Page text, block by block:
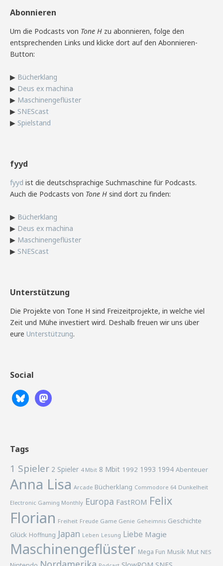
Abonnieren
Um die Podcasts von Tone H zu abonnieren, folge den
entsprechenden Links und klicke dort auf den Abonnieren-
Button:
▶ Bücherklang
▶ Deus ex machina
▶ Maschinengeflüster
▶ SNEScast
▶ Spielstand
fyyd
fyyd ist die deutschsprachige Suchmaschine für Podcasts.
Auch die Podcasts von Tone H sind dort zu finden:
▶ Bücherklang
▶ Deus ex machina
▶ Maschinengeflüster
▶ SNEScast
Unterstützung
Die Projekte von Tone H sind Freizeitprojekte, in welche viel
Zeit und Mühe investiert wird. Deshalb freuen wir uns über
eure Unterstützung.
Social
Tags
1 Spieler 2 Spieler 4 Mbit 8 Mbit 1992 1993 1994 Abenteuer
Anna Lisa Arcade Bücherklang Commodore 64 Dunkelheit
Electronic Gaming Monthly Europa FastROM Felix
Florian Freiheit Freude Game Genie Geheimnis Geschichte
Glück Hoffnung Japan Leben Lesung Liebe Magie
Maschinengeflüster Mega Fun Musik Mut NES